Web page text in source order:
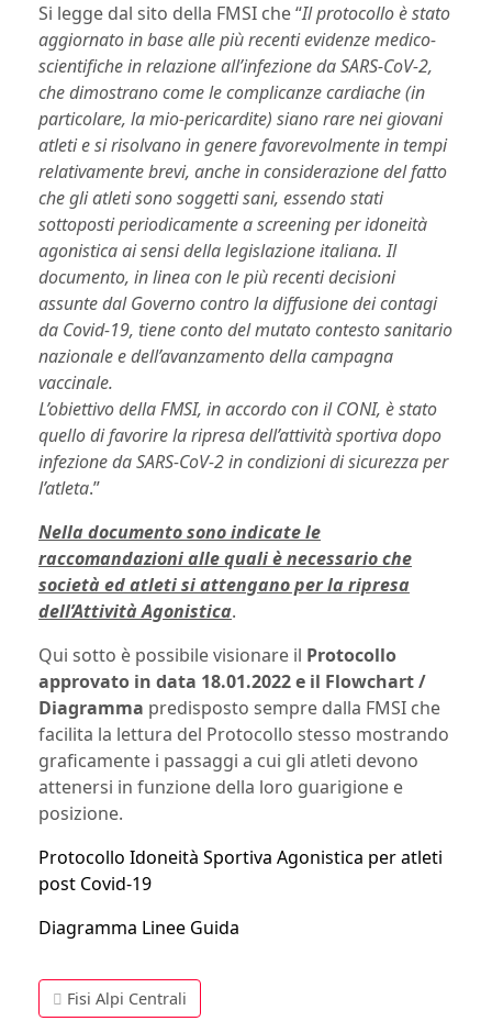
Si legge dal sito della FMSI che “Il protocollo è stato
aggiornato in base alle più recenti evidenze medico-
scientifiche in relazione all’infezione da SARS-CoV-2,
che dimostrano come le complicanze cardiache (in
particolare, la mio-pericardite) siano rare nei giovani
atleti e si risolvano in genere favorevolmente in tempi
relativamente brevi, anche in considerazione del fatto
che gli atleti sono soggetti sani, essendo stati
sottoposti periodicamente a screening per idoneità
agonistica ai sensi della legislazione italiana. Il
documento, in linea con le più recenti decisioni
assunte dal Governo contro la diffusione dei contagi
da Covid-19, tiene conto del mutato contesto sanitario
nazionale e dell’avanzamento della campagna
vaccinale.
L’obiettivo della FMSI, in accordo con il CONI, è stato
quello di favorire la ripresa dell’attività sportiva dopo
infezione da SARS-CoV-2 in condizioni di sicurezza per
l’atleta.”
Nella documento sono indicate le
raccomandazioni alle quali è necessario che
società ed atleti si attengano per la ripresa
dell’Attività Agonistica.
Qui sotto è possibile visionare il Protocollo
approvato in data 18.01.2022 e il Flowchart /
Diagramma predisposto sempre dalla FMSI che
facilita la lettura del Protocollo stesso mostrando
graficamente i passaggi a cui gli atleti devono
attenersi in funzione della loro guarigione e
posizione.
Protocollo Idoneità Sportiva Agonistica per atleti
post Covid-19
Diagramma Linee Guida
Fisi Alpi Centrali